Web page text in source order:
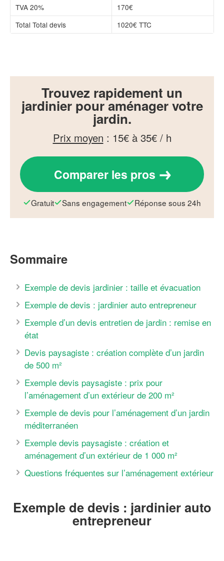
TVA 20%
170€
Total Total devis
1020€ TTC
Trouvez rapidement un
jardinier pour aménager votre
jardin.
Prix moyen : 15€ à 35€ / h
Comparer les pros
Gratuit Sans engagement Réponse sous 24h
Sommaire
Exemple de devis jardinier : taille et évacuation
Exemple de devis : jardinier auto entrepreneur
Exemple d’un devis entretien de jardin : remise en
état
Devis paysagiste : création complète d’un jardin
de 500 m²
Exemple devis paysagiste : prix pour
l’aménagement d’un extérieur de 200 m²
Exemple de devis pour l’aménagement d’un jardin
méditerranéen
Exemple devis paysagiste : création et
aménagement d’un extérieur de 1 000 m²
Questions fréquentes sur l’aménagement extérieur
Exemple de devis : jardinier auto
entrepreneur